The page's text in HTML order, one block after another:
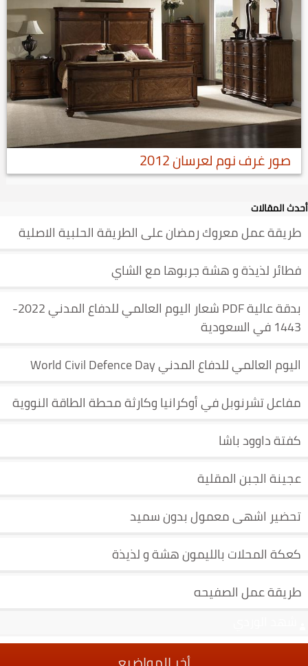
صور غرف نوم لعرسان 2012
أحدث المقالات
طريقة عمل معروك رمضان على الطريقة الحلبية الاصلية
فطائر لذيذة و هشة جربوها مع الشاي
بدقة عالية PDF شعار اليوم العالمي للدفاع المدني 2022-
1443 في السعودية
اليوم العالمي للدفاع المدني World Civil Defence Day
مفاعل تشرنوبل في أوكرانيا وكارثة محطة الطاقة النووية
كفتة داوود باشا
عجينة الجبن المقلية
تحضير اشهى معمول بدون سميد
كعكة المحلات بالليمون هشة و لذيذة
طريقة عمل الصفيحه